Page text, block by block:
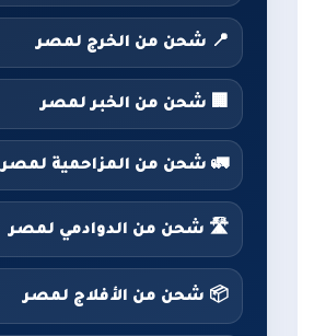
📍 شحن من الخرج لمصر
🏢 شحن من الخبر لمصر
🚛 شحن من المزاحمية لمصر
🛣️ شحن من الدوادمي لمصر
📦 شحن من الأفلاج لمصر